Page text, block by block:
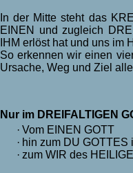
In der Mitte steht das
EINEN und zugleich
IHM erlöst hat und uns im
So erkennen wir einen
Ursache, Weg und Ziel
Nur im DREIFALTIGEN
· Vom EINEN GOTT
· hin zum DU GOTTES
· zum WIR des